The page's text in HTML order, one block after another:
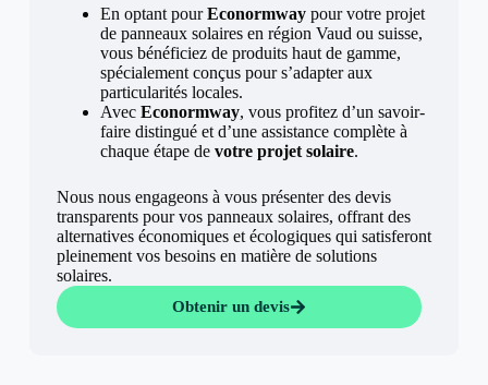
En optant pourEconormwaypour votre projet
de panneaux solaires en région Vaud ou suisse,
vous bénéficiez de produits haut de gamme,
spécialement conçus pour s’adapter aux
particularités locales.
Avec Econormway, vous profitez d’un savoir-
faire distingué et d’une assistance complète à
chaque étape de votre projet solaire.
Nous nous engageons à vous présenter des devis
transparents pour vos panneaux solaires, offrant des
alternatives économiques et écologiques qui satisferont
pleinement vos besoins en matière de solutions
solaires.
Obtenir un devis